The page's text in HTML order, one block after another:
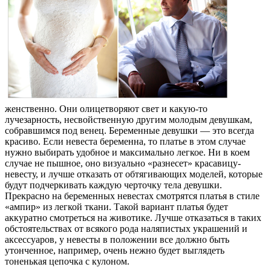
женственно. Они олицетворяют свет и какую-то
лучезарность, несвойственную другим молодым девушкам,
собравшимся под венец. Беременные девушки — это всегда
красиво. Если невеста беременна, то платье в этом случае
нужно выбирать удобное и максимально легкое. Ни в коем
случае не пышное, оно визуально «разнесет» красавицу-
невесту, и лучше отказать от обтягивающих моделей, которые
будут подчеркивать каждую черточку тела девушки.
Прекрасно на беременных невестах смотрятся платья в стиле
«ампир» из легкой ткани. Такой вариант платья будет
аккуратно смотреться на животике. Лучше отказаться в таких
обстоятельствах от всякого рода наляпистых украшений и
аксессуаров, у невесты в положении все должно быть
утонченное, например, очень нежно будет выглядеть
тоненькая цепочка с кулоном.